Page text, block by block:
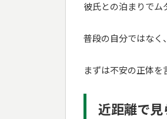
彼氏との泊まりでム
普段の自分ではなく
まずは不安の正体を
近距離で